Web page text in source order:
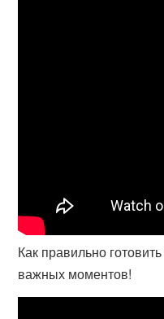
Как правильно
важных моментов!